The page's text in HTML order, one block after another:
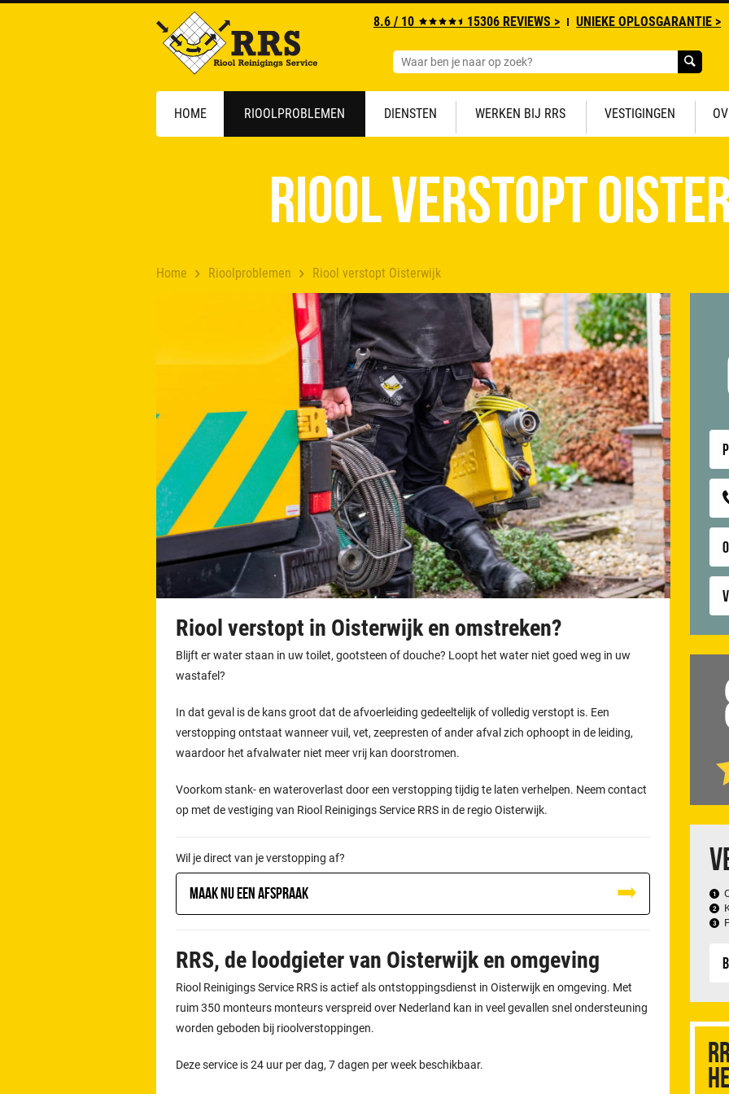
8.6 / 10 15306 REVIEWS > UNIEKE OPLOSGARANTIE >
HOME RIOOLPROBLEMEN DIENSTEN WERKEN BIJ RRS VESTIGINGEN
Home Rioolproblemen Riool verstopt Oisterwijk
Riool verstopt
Riool verstopt in Oisterwijk en omstreken?
Blijft er water staan in uw toilet, gootsteen of douche? Loopt het water niet goed weg in uw
wastafel?
In dat geval is de kans groot dat de afvoerleiding gedeeltelijk of volledig verstopt is. Een
verstopping ontstaat wanneer vuil, vet, zeepresten of ander afval zich ophoopt in de leiding,
waardoor het afvalwater niet meer vrij kan doorstromen.
Voorkom stank- en wateroverlast door een verstopping tijdig te laten verhelpen. Neem contact
op met de vestiging van Riool Reinigings Service RRS in de regio Oisterwijk.
Wil je direct van je verstopping af?
Maak nu een afspraak
RRS, de loodgieter van Oisterwijk en omgeving
Riool Reinigings Service RRS is actief als ontstoppingsdienst in Oisterwijk en omgeving. Met
ruim 350 monteurs monteurs verspreid over Nederland kan in veel gevallen snel ondersteuning
worden geboden bij rioolverstoppingen.
Deze service is 24 uur per dag, 7 dagen per week beschikbaar.